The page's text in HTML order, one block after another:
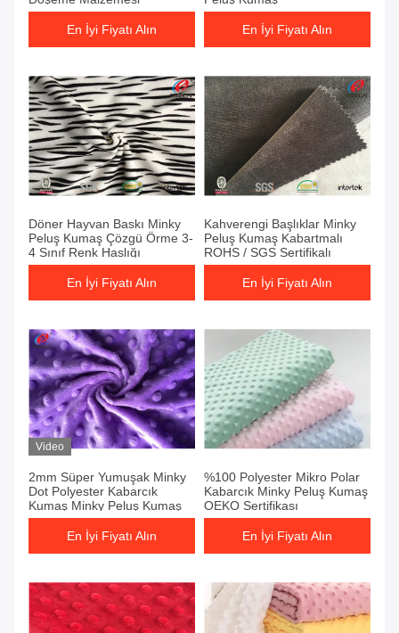
En İyi Fiyatı Alın En İyi Fiyatı Alın
Döner Hayvan Baskı Minky
Peluş Kumaş Çözgü Örme 3-
4 Sınıf Renk Haslığı
En İyi Fiyatı Alın
Kahverengi Başlıklar Minky
Peluş Kumaş Kabartmalı
ROHS / SGS Sertifikalı
En İyi Fiyatı Alın
Video
2mm Süper Yumuşak Minky
Dot Polyester Kabarcık
Kumaş Minky Peluş Kumaş
En İyi Fiyatı Alın
%100 Polyester Mikro Polar
Kabarcık Minky Peluş Kumaş
OEKO Sertifikası
En İyi Fiyatı Alın